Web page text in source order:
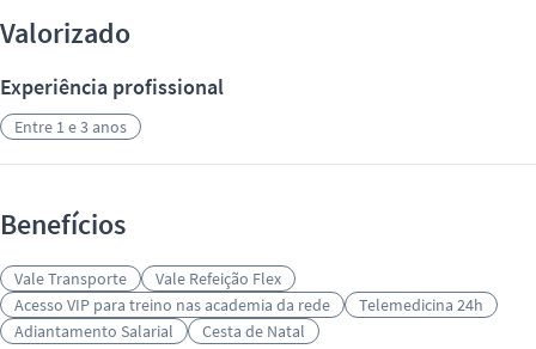
Valorizado
Experiência profissional
Entre 1 e 3 anos
Benefícios
Vale Transporte
Vale Refeição Flex
Acesso VIP para treino nas academia da rede
Telemedicina 24h
Adiantamento Salarial
Cesta de Natal